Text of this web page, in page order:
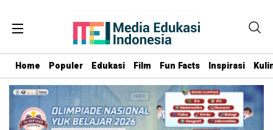
Home Populer Edukasi Film Fun Facts Inspirasi